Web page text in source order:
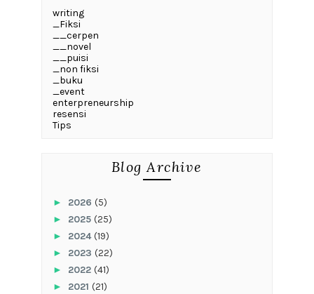
writing
_Fiksi
__cerpen
__novel
__puisi
_non fiksi
_buku
_event
enterpreneurship
resensi
Tips
Blog Archive
► 2026 (5)
► 2025 (25)
► 2024(19)
► 2023 (22)
► 2022 (41)
► 2021 (21)